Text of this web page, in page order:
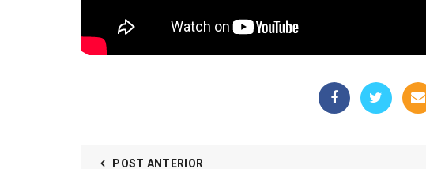
POST ANTERIOR